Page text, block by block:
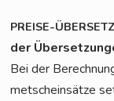
PREISE-
der
Bei der
met­schein­sät­ze